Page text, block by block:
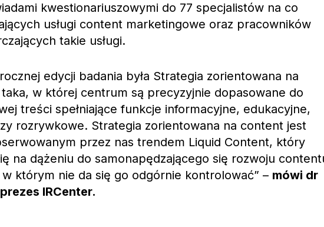
kwestionariuszowymi do 77 specjalistów na co
usługi content marketingowe oraz pracowników
takie usługi.
edycji badania była Strategia zorientowana na
w której centrum są precyzyjnie dopasowane do
treści spełniające funkcje informacyjne, edukacyjne,
rozrywkowe. Strategia zorientowana na content jest
przez nas trendem Liquid Content, który
na dążeniu do samonapędzającego się rozwoju
którym nie da się go odgórnie kontrolować” – mówi dr
IRCenter.